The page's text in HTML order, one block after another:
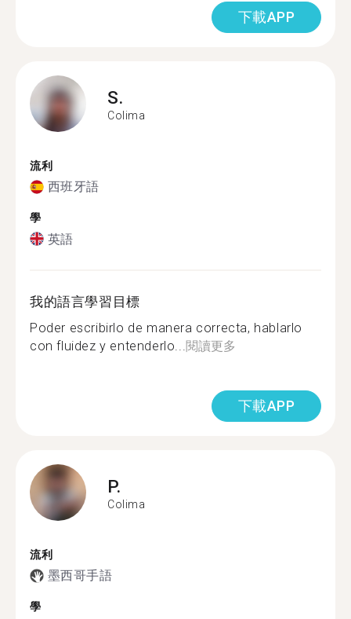
下載APP
S.
Colima
流利
西班牙語
學
英語
我的語言學習目標
Poder escribirlo de manera correcta, hablarlo
con fluidez y entenderlo... 閱讀更多
下載APP
P.
Colima
流利
墨西哥手語
學